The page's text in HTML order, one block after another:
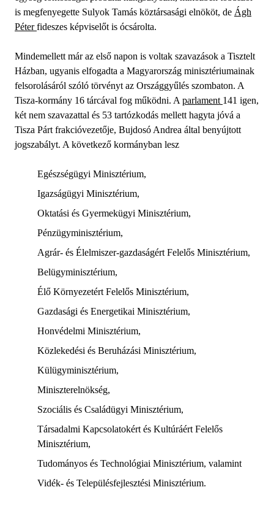
is megfenyegette Sulyok Tamás köztársasági elnököt, de Ágh
Péterfideszes képviselőt is ócsárolta.
Mindemellett már az első napon is voltak szavazások a Tisztelt
Házban, ugyanis elfogadta a Magyarország minisztériumainak
felsorolásáról szóló törvényt az Országgyűlés szombaton. A
Tisza-kormány 16 tárcával fog működni. A parlament 141 igen,
két nem szavazattal és 53 tartózkodás mellett hagyta jóvá a
Tisza Párt frakcióvezetője, Bujdosó Andrea által benyújtott
jogszabályt. A következő kormányban lesz
Egészségügyi Minisztérium,
Igazságügyi Minisztérium,
Oktatási és Gyermekügyi Minisztérium,
Pénzügyminisztérium,
Agrár- és Élelmiszer-gazdaságért Felelős Minisztérium,
Belügyminisztérium,
Élő Környezetért Felelős Minisztérium,
Gazdasági és Energetikai Minisztérium,
Honvédelmi Minisztérium,
Közlekedési és Beruházási Minisztérium,
Külügyminisztérium,
Miniszterelnökség,
Szociális és Családügyi Minisztérium,
Társadalmi Kapcsolatokért és Kultúráért Felelős
Minisztérium,
Tudományos és Technológiai Minisztérium, valamint
Vidék- és Településfejlesztési Minisztérium.